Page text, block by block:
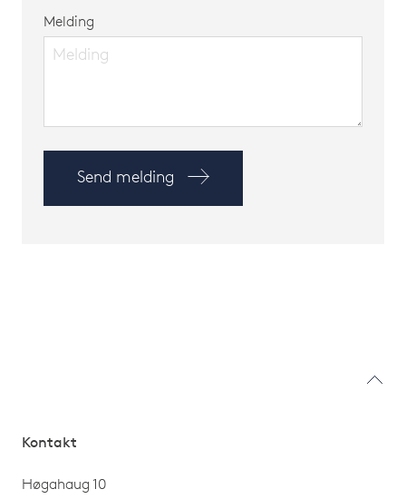
Melding
Send melding
Kontakt
Høgahaug 10